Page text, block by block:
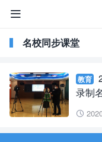

名校同步课堂
教育
录制
